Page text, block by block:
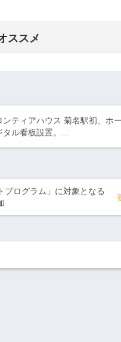
ススメ
ンティアハウス 菊名駅初、ホ
タル看板設置。…
プログラム」に対象となる